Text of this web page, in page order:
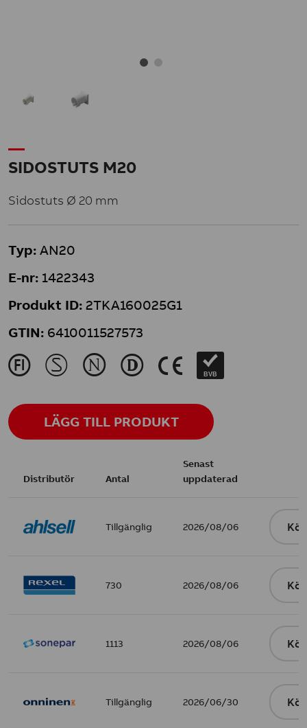
SIDOSTUTS M20
Sidostuts Ø 20 mm
Typ: AN20
E-nr: 1422343
Produkt ID: 2TKA160025G1
GTIN: 6410011527573
J M N L K BVB
LÄGG TILL PRODUKT
Distributör Antal
Senast
uppdaterad
Tillgänglig 2026/08/06
730 2026/08/06
1113 2026/08/06
Tillgänglig 2026/06/30